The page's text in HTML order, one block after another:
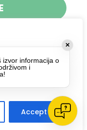
experience,
analyze our
to our use
Accept All
za
te se
✕
izvor informacija o
i